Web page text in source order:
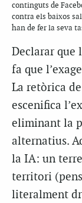
continguts de
contra els baixos
han de fer la seva
Declarar que
fa que
La retòrica
escenifica
eliminant la
alternatius.
la IA: un
territori
literalment